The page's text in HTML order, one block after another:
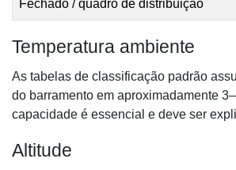
Fechado / quadro de distribuição
Temperatura ambiente
As tabelas de classificação padrão
do barramento em aproximadamente
capacidade é essencial e deve ser
Altitude